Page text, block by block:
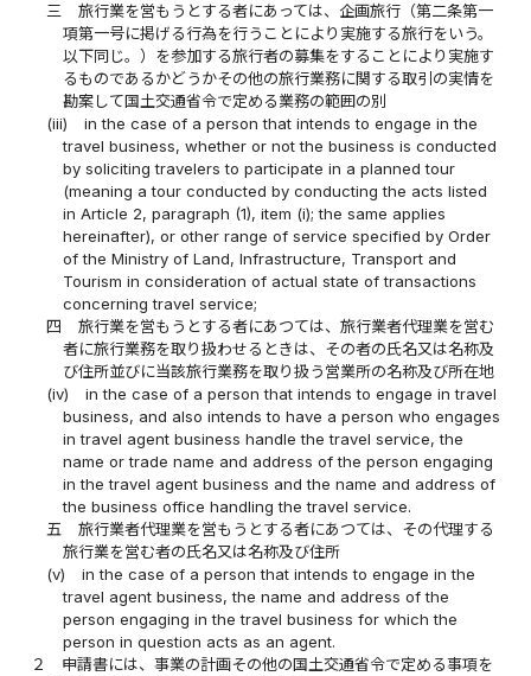
三
旅行業を営もうとする者にあっては、企画旅行（第二条第一
項第一号に掲げる行為を行うことにより実施する旅行をいう。
以下同じ。）を参加する旅行者の募集をすることにより実施す
るものであるかどうかその他の旅行業務に関する取引の実情を
勘案して国土交通省令で定める業務の範囲の別
(iii)
in the case of a person that intends to engage in the
travel business, whether or not the business is conducted
by soliciting travelers to participate in a planned tour
(meaning a tour conducted by conducting the acts listed
in Article 2, paragraph (1), item (i); the same applies
hereinafter), or other range of service specified by Order
of the Ministry of Land, Infrastructure, Transport and
Tourism in consideration of actual state of transactions
concerning travel service;
四
旅行業を営もうとする者にあつては、旅行業者代理業を営む
者に旅行業務を取り扱わせるときは、その者の氏名又は名称及
び住所並びに当該旅行業務を取り扱う営業所の名称及び所在地
(iv)
in the case of a person that intends to engage in travel
business, and also intends to have a person who engages
in travel agent business handle the travel service, the
name or trade name and address of the person engaging
in the travel agent business and the name and address of
the business office handling the travel service.
五
旅行業者代理業を営もうとする者にあつては、その代理する
旅行業を営む者の氏名又は名称及び住所
(v)
in the case of a person that intends to engage in the
travel agent business, the name and address of the
person engaging in the travel business for which the
person in question acts as an agent.
２
申請書には、事業の計画その他の国土交通省令で定める事項を